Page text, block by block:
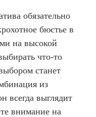
обязательно
бюстье в
на высокой
что-то
станет
из
всегда выглядит
внимание на